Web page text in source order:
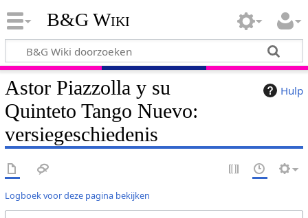
B&G Wiki
Hulp
Astor Piazzolla y su
Quinteto Tango Nuevo:
versiegeschiedenis
Logboek voor deze pagina bekijken